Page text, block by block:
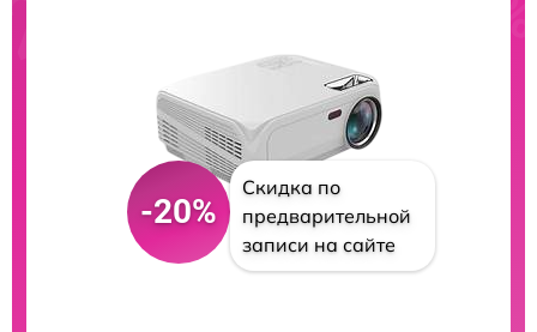
-20%
Скидка по
предварительной
записи на сайте